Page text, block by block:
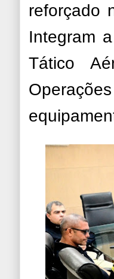
reforçado
Integram
Tático